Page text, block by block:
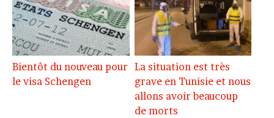
Bientôt du nouveau pour
le visa Schengen
La situation est très
grave en Tunisie et nous
allons avoir beaucoup
de morts